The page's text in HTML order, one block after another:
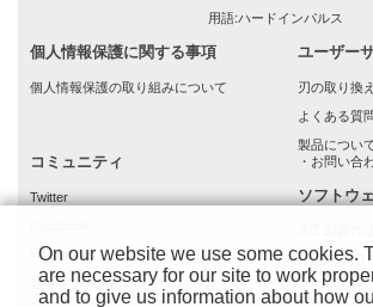
用語:ハードインパルス
個人情報保護に関する事項
個人情報保護の取り組みについて
コミュニティ
Twitter
instagram
ゼットソー通信
ユーザー
刃の取り換
よくある質
製品につい
・お問い合
ソフトウ
(もでりんク
On our website we use some cookies.
are necessary for our site to work
and to give us information about how